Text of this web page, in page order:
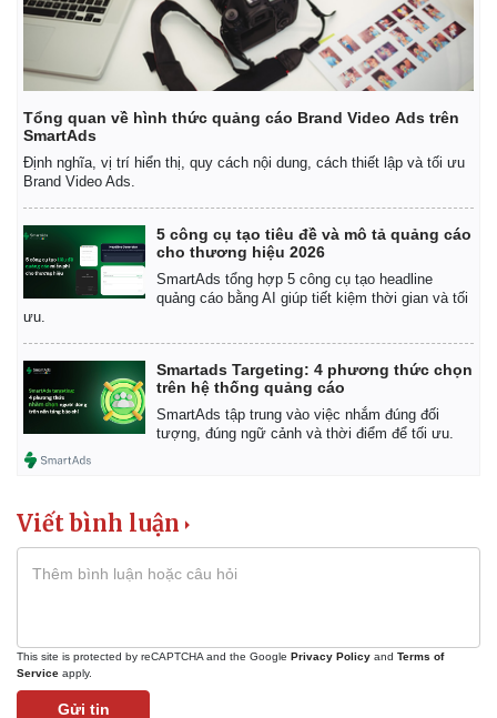
Tổng quan về hình thức quảng cáo Brand Video Ads trên
SmartAds
Định nghĩa, vị trí hiển thị, quy cách nội dung, cách thiết lập và tối ưu
Brand Video Ads.
5 công cụ tạo tiêu đề và mô tả quảng cáo
cho thương hiệu 2026
SmartAds tổng hợp 5 công cụ tạo headline
quảng cáo bằng AI giúp tiết kiệm thời gian và tối
ưu.
Smartads Targeting: 4 phương thức chọn
trên hệ thống quảng cáo
SmartAds tập trung vào việc nhắm đúng đối
tượng, đúng ngữ cảnh và thời điểm để tối ưu.
Viết bình luận
This site is protected by reCAPTCHA and the Google Privacy Policy and Terms of
Service apply.
Gửi tin